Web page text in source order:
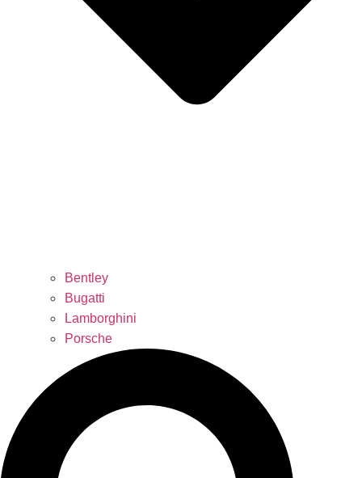
Bentley
Bugatti
Lamborghini
Porsche